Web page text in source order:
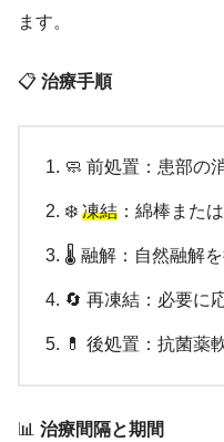
ます。
📋 治療手順
🧼 前処置：患部の
❄️ 凍結 ：綿棒また
🌡️ 融解：自然融解を
🔄 再凍結：必要に
💊 後処置：抗菌薬
📊 治療間隔と期間